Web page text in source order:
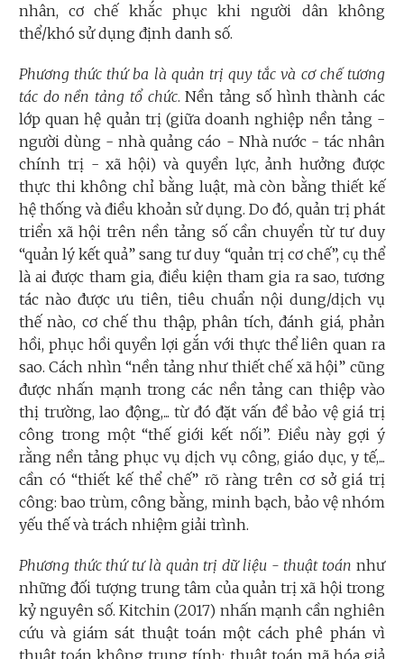
nhân, cơ chế khắc phục khi người dân không
thể/khó sử dụng định danh số.
Phương thức thứ ba là quản trị quy tắc và cơ chế tương
tác do nền tảng tổ chức. Nền tảng số hình thành các
lớp quan hệ quản trị (giữa doanh nghiệp nền tảng -
người dùng - nhà quảng cáo - Nhà nước - tác nhân
chính trị - xã hội) và quyền lực, ảnh hưởng được
thực thi không chỉ bằng luật, mà còn bằng thiết kế
hệ thống và điều khoản sử dụng. Do đó, quản trị phát
triển xã hội trên nền tảng số cần chuyển từ tư duy
“quản lý kết quả” sang tư duy “quản trị cơ chế”, cụ thể
là ai được tham gia, điều kiện tham gia ra sao, tương
tác nào được ưu tiên, tiêu chuẩn nội dung/dịch vụ
thế nào, cơ chế thu thập, phân tích, đánh giá, phản
hồi, phục hồi quyền lợi gắn với thực thể liên quan ra
sao. Cách nhìn “nền tảng như thiết chế xã hội” cũng
được nhấn mạnh trong các nền tảng can thiệp vào
thị trường, lao động,... từ đó đặt vấn đề bảo vệ giá trị
công trong một “thế giới kết nối”. Điều này gợi ý
rằng nền tảng phục vụ dịch vụ công, giáo dục, y tế,...
cần có “thiết kế thể chế” rõ ràng trên cơ sở giá trị
công: bao trùm, công bằng, minh bạch, bảo vệ nhóm
yếu thế và trách nhiệm giải trình.
Phương thức thứ tư là quản trị dữ liệu - thuật toán như
những đối tượng trung tâm của quản trị xã hội trong
kỷ nguyên số. Kitchin (2017) nhấn mạnh cần nghiên
cứu và giám sát thuật toán một cách phê phán vì
thuật toán không trung tính: thuật toán mã hóa giả